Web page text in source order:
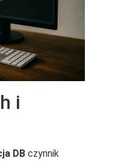
i
DB czynnik